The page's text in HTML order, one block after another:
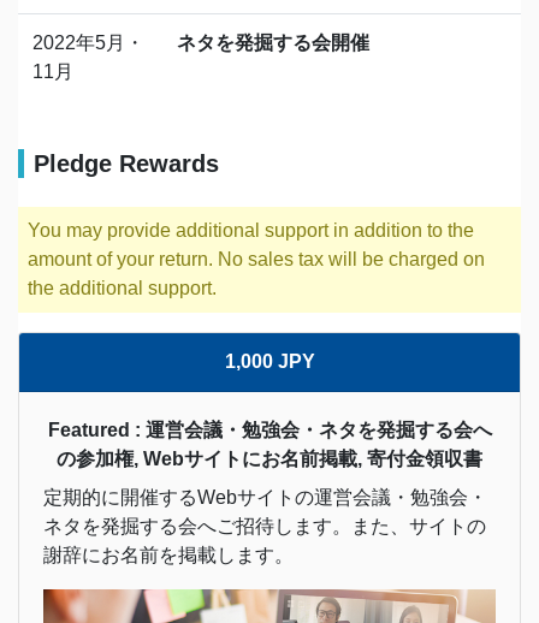
2022年5月・
11月
ネタを発掘する会開催
Pledge Rewards
You may provide additional support in addition to the
amount of your return. No sales tax will be charged on
the additional support.
1,000 JPY
Featured : 運営会議・勉強会・ネタを発掘する会へ
の参加権, Webサイトにお名前掲載, 寄付金領収書
定期的に開催するWebサイトの運営会議・勉強会・
ネタを発掘する会へご招待します。また、サイトの
謝辞にお名前を掲載します。